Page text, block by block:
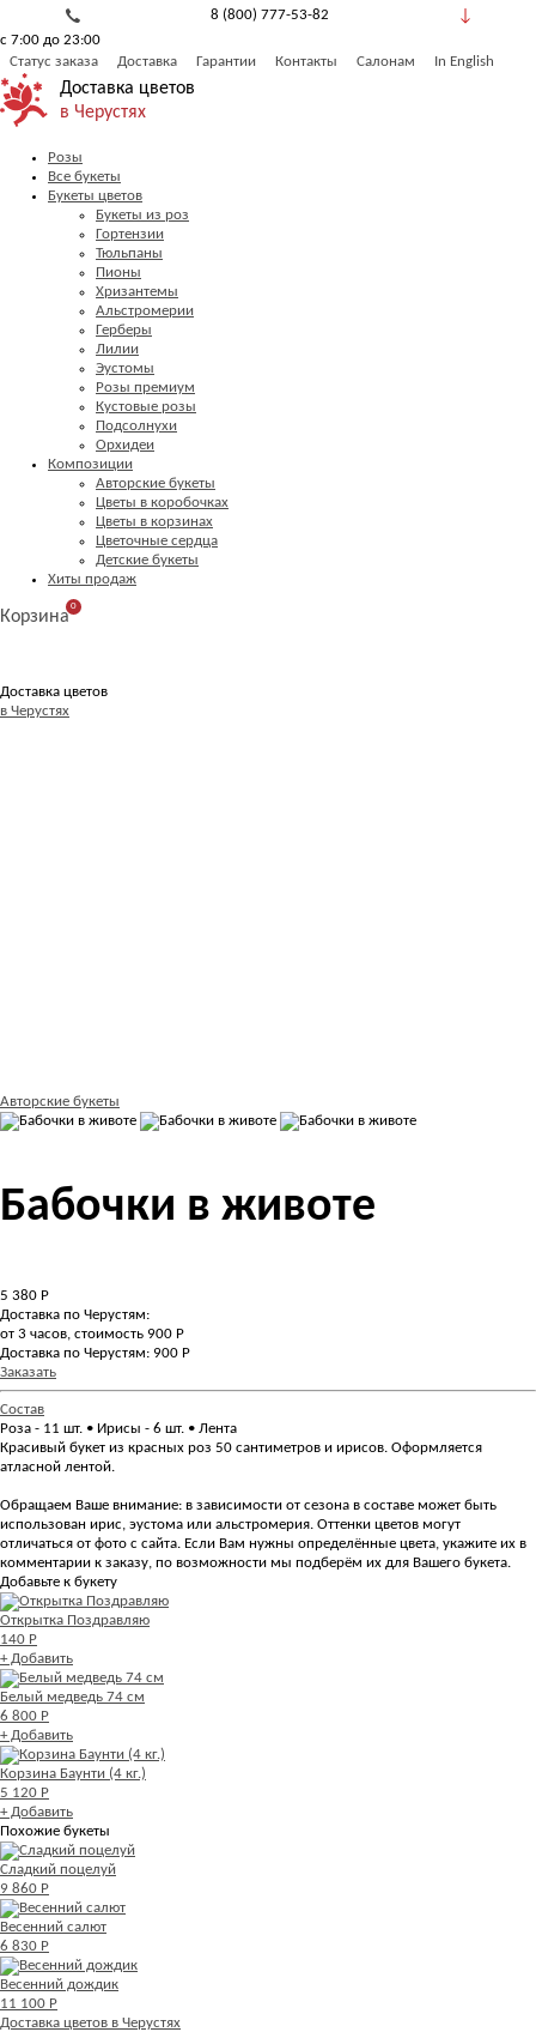
8 (800) 777-53-82
с 7:00 до 23:00
Статус заказа
Доставка Гарантии Контакты Салонам In English
Доставка цветов
в Черустях
Розы
Все букеты
Букеты цветов
Букеты из роз
Гортензии
Тюльпаны
Пионы
Хризантемы
Альстромерии
Герберы
Лилии
Эустомы
Розы премиум
Кустовые розы
Подсолнухи
Орхидеи
Композиции
Авторские букеты
Цветы в коробочках
Цветы в корзинах
Цветочные сердца
Детские букеты
Хиты продаж
Корзина
0
Доставка цветов
в Черустях
Авторские букеты
Бабочки в животе
5 380 Р
Доставка по Черустям:
от 3 часов, стоимость 900 Р
Доставка по Черустям: 900 Р
Заказать
Состав
Роза - 11 шт. • Ирисы - 6 шт. • Лента
Красивый букет из красных роз 50 сантиметров и ирисов. Оформляется
атласной лентой.
Обращаем Ваше внимание: в зависимости от сезона в составе может быть
использован ирис, эустома или альстромерия. Оттенки цветов могут
отличаться от фото с сайта. Если Вам нужны определённые цвета, укажите их в
комментарии к заказу, по возможности мы подберём их для Вашего букета.
Добавьте к букету
Открытка Поздравляю
140 Р
+ Добавить
Белый медведь 74 см
6 800 Р
+ Добавить
Корзина Баунти (4 кг.)
5 120 Р
+ Добавить
Похожие букеты
Сладкий поцелуй
9 860 Р
Весенний салют
6 830 Р
Весенний дождик
11 100 Р
Доставка цветов в Черустях